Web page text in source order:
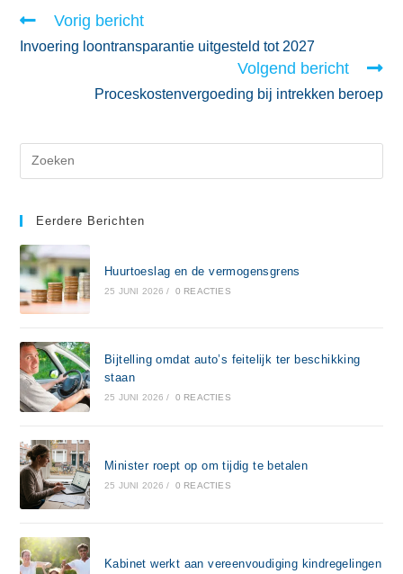
Vorig bericht
Invoering loontransparantie uitgesteld tot 2027
Volgend bericht
Proceskostenvergoeding bij intrekken beroep
Eerdere Berichten
Huurtoeslag en de vermogensgrens
25 JUNI 2026 / 0 REACTIES
Bijtelling omdat auto’s feitelijk ter beschikking
staan
25 JUNI 2026 / 0 REACTIES
Minister roept op om tijdig te betalen
25 JUNI 2026 / 0 REACTIES
Kabinet werkt aan vereenvoudiging kindregelingen